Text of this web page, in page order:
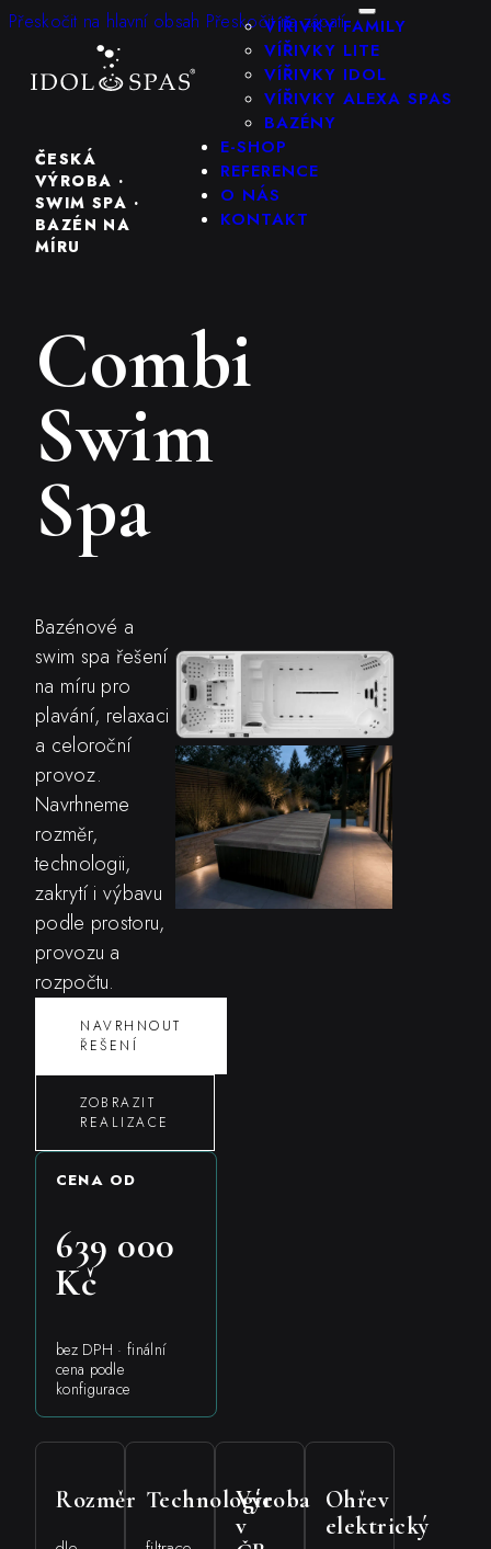
Přeskočit na hlavní obsah Přeskočit na zápatí
VÍŘIVKY FAMILY
VÍŘIVKY LITE
VÍŘIVKY IDOL
VÍŘIVKY ALEXA SPAS
BAZÉNY
E-SHOP
REFERENCE
O NÁS
KONTAKT
ČESKÁ
VÝROBA ·
SWIM SPA ·
BAZÉN NA
MÍRU
Combi
Swim
Spa
Bazénové a
swim spa řešení
na míru pro
plavání, relaxaci
a celoroční
provoz.
Navrhneme
rozměr,
technologii,
zakrytí i výbavu
podle prostoru,
provozu a
rozpočtu.
NAVRHNOUT
ŘEŠENÍ
ZOBRAZIT
REALIZACE
CENA OD
639 000
Kč
bez DPH · finální
cena podle
konfigurace
Rozměr TechnologieVýroba
v
Ohřev
elektrický